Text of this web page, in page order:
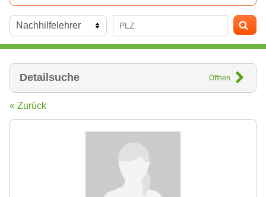
Detailsuche Öffnen
« Zurück